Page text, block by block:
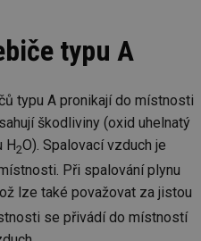
typu A
typu A pronikají do místnosti
škodliviny (oxid uhelnatý
H2O). Spalovací vzduch je
Při spalování plynu
lze také považovat za jistou
se přivádí do místností